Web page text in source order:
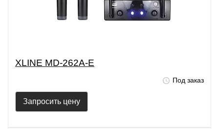
XLINE MD-262A-E
Под заказ
Запросить цену